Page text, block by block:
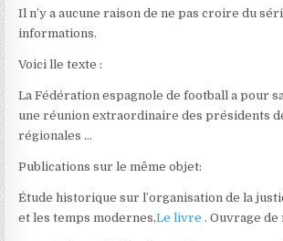
Il n’y a aucune raison de ne pas croire du
informations.
Voici lle texte :
La Fédération espagnole de football a pour
une réunion extraordinaire des présidents
régionales …
Publications sur le même objet:
Étude historique sur l’organisation de la
et les temps modernes,Le livre. Ouvrage